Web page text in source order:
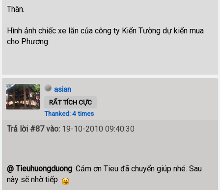
Thân.
Hình ảnh chiếc xe lăn của công ty Kiến Tường dự kiến mua
cho Phương:
asian
RẤT TÍCH CỰC
Thanked: 4 times
Trả lời #87 vào: 19-10-2010 09:40:30
@ Tieuhuongduong: Cảm ơn Tieu đã chuyển giúp nhé. Sau
này sẽ nhờ tiếp